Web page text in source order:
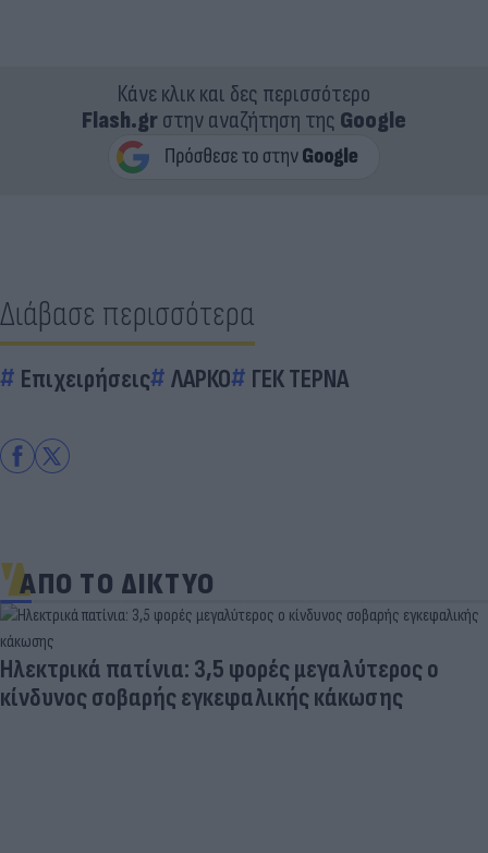
Κάνε κλικ και δες περισσότερο
Flash.grστην αναζήτηση της Google
Διάβασε περισσότερα
Επιχειρήσεις ΛΑΡΚΟ ΓΕΚ ΤΕΡΝΑ
ΑΠΟ ΤΟ ΔΙΚΤΥΟ
Ηλεκτρικά πατίνια: 3,5 φορές μεγαλύτερος ο
κίνδυνος σοβαρής εγκεφαλικής κάκωσης